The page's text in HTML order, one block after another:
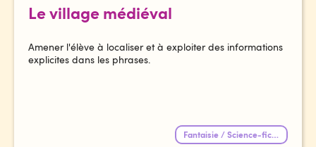
Le village médiéval
Amener l'élève à localiser et à exploiter des informations
explicites dans les phrases.
Fantaisie / Science-fiction